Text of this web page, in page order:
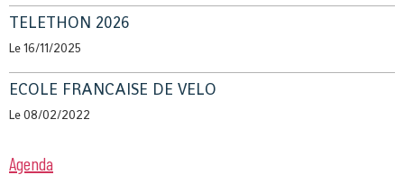
TELETHON 2026
Le 16/11/2025
ECOLE FRANCAISE DE VELO
Le 08/02/2022
Agenda